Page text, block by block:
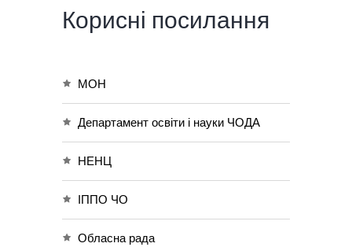
Корисні посилання
МОН
Департамент освіти і науки ЧОДА
НЕНЦ
ІППО ЧО
Обласна рада